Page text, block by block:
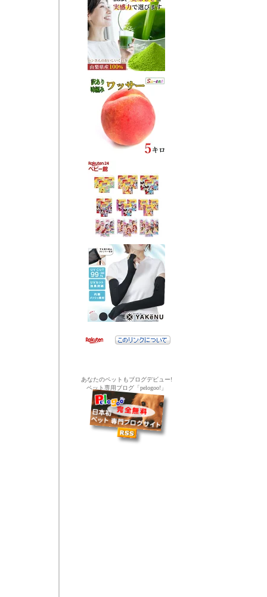
あなたのペットもブログデビュー!
ペット専用ブログ「pelogoo!」